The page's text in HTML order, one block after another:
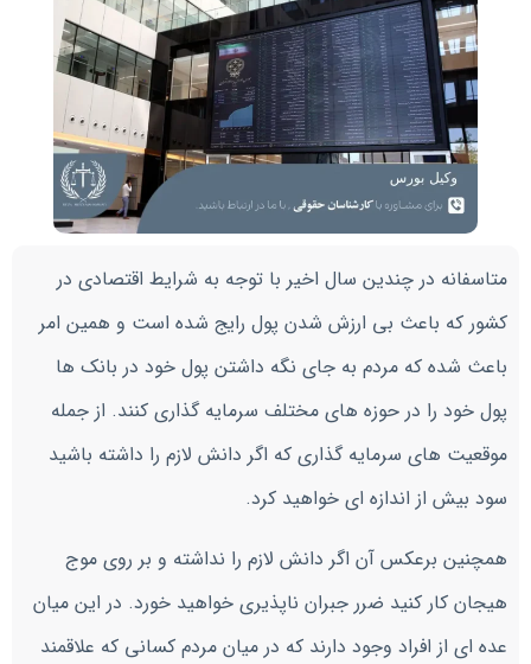
متاسفانه در چندین سال اخیر با توجه به شرایط اقتصادی در
کشور که باعث بی ارزش شدن پول رایج شده است و همین امر
باعث شده که مردم به جای نگه داشتن پول خود در بانک ها
پول خود را در حوزه های مختلف سرمایه گذاری کنند. از جمله
موقعیت های سرمایه گذاری که اگر دانش لازم را داشته باشید
سود بیش از اندازه ای خواهید کرد.
همچنین برعکس آن اگر دانش لازم را نداشته و بر روی موج
هیجان کار کنید ضرر جبران ناپذیری خواهید خورد. در این میان
عده ای از افراد وجود دارند که در میان مردم کسانی که علاقمند